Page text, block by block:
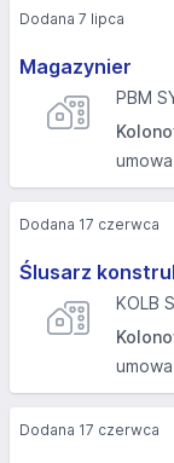
Magazynier
PBM
Dodana 7 lipca
Ślusarz
KOLB
Dodana 17 czerwca
Dodana 17 czerwca